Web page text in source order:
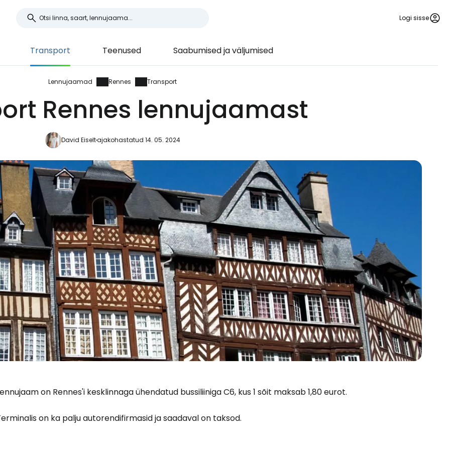
Logi sisse
Transport Teenused Saabumised ja väljumised
Lennujaamad Rennes Transport
Rennes lennujaamast
David Eiseltajakohastatud 14. 05. 2024
on Rennes'i kesklinnaga ühendatud bussiliiniga C6, kus 1 sõit maksab 1,80 eurot.
on ka palju autorendifirmasid ja saadaval on taksod.